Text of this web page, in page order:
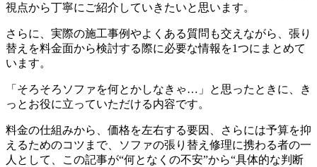
視点から丁寧にご紹介していきたいと思います。
さらに、実際の施工事例やよくある質問も交えながら、張り
替えを料金面から検討する際に必要な情報を1つにまとめて
います。
「そろそろソファを何とかしなきゃ… 」と思ったときに、き
っとお役に立っていただける内容です。
料金の仕組みから、価格を左右する要因、さらには予算を抑
えるためのコツまで、ソファの張り替え修理に携わる者の一
人として、この記事が“何となくの不安”から“具体的な判断